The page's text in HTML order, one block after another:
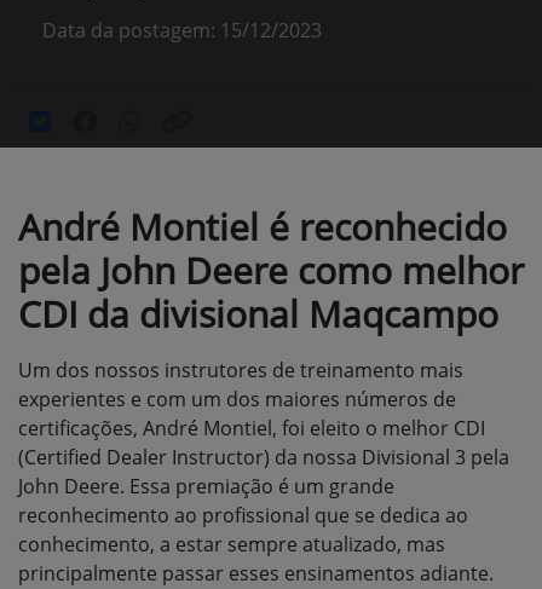
Data da postagem: 15/12/2023
André Montiel é reconhecido
pela John Deere como melhor
CDI da divisional Maqcampo
Um dos nossos instrutores de treinamento mais
experientes e com um dos maiores números de
certificações, André Montiel, foi eleito o melhor CDI
(Certified Dealer Instructor) da nossa Divisional 3 pela
John Deere. Essa premiação é um grande
reconhecimento ao profissional que se dedica ao
conhecimento, a estar sempre atualizado, mas
principalmente passar esses ensinamentos adiante.